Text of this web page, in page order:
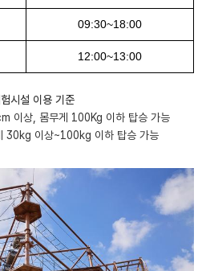
09:30~18:00
12:00~13:00
시설 이용 기준
이상, 몸무게 100Kg 이하 탑승 가능
30kg 이상~100kg 이하 탑승 가능